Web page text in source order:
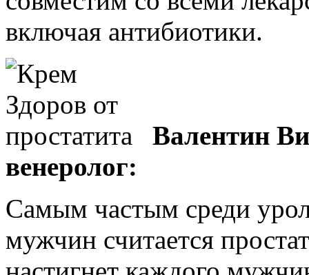
включая антибиотики.
Валентин
венеролог:
Самым частым среди
мужчин считается